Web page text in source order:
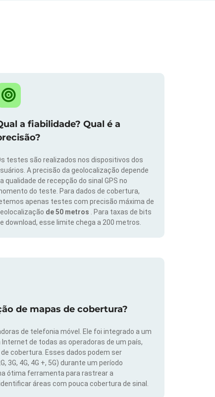
a fiabilidade? Qual é a
testes são realizados nos dispositivos dos
A precisão da geolocalização depende
qualidade de recepção do sinal GPS no
do teste. Para dados de cobertura,
apenas testes com precisão máxima de
de 50 metros
. Para taxas de bits
download, esse limite chega a 200 metros.
de mapas de cobertura?
de telefonia móvel. Ele foi integrado a um
de todas as operadoras de um país,
cobertura. Esses dados podem ser
4G, 4G +, 5G) durante um período
ótima ferramenta para rastrear a
áreas com pouca cobertura de sinal.